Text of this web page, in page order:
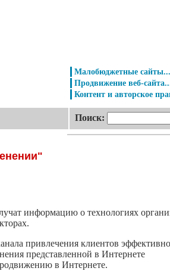
Малобюджетные сайты...
Продвижение веб-
Контент и авторское
Поиск:
информацию о технологиях
привлечения клиентов
представленной в Интернете
в Интернете.